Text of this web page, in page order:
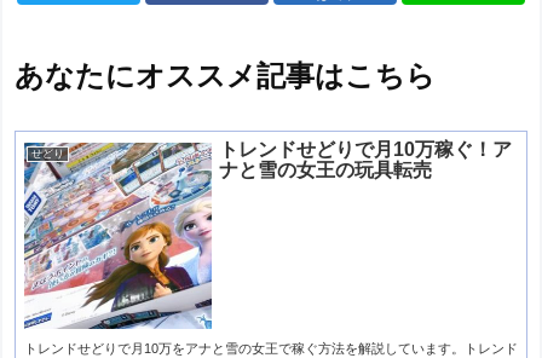
あなたにオススメ記事はこちら
せどり
トレンドせどりで月10万稼ぐ！ア
ナと雪の女王の玩具転売
トレンドせどりで月10万をアナと雪の女王で稼ぐ方法を解説しています。トレンド